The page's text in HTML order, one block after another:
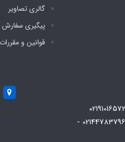
گالری تصاویر
پیگیری سفارش
قوانین و
انبار تهران _ چیتگر : 02144783796 -